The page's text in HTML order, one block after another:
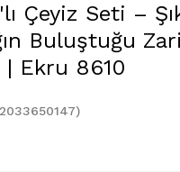
Çeyiz Seti –
Buluştuğu
| Ekru 8610